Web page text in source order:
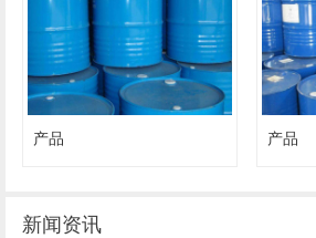
产品 产品
新闻资讯